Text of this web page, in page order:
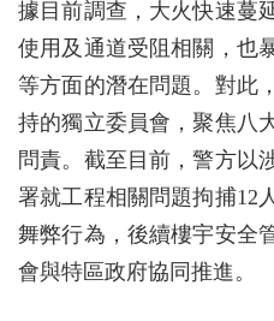
據目前調查，大火快速蔓
使用及通道受阻相關，也
等方面的潛在問題。對此
持的獨立委員會，聚焦八
問責。截至目前，警方以
署就工程相關問題拘捕12
舞弊行為，後續樓宇安全
會與特區政府協同推進。